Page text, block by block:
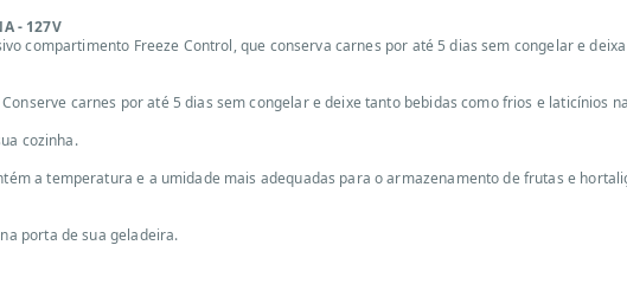
- 127V
compartimento Freeze Control, que conserva carnes por até 5 dias sem congelar e
carnes por até 5 dias sem congelar e deixe tanto bebidas como frios e laticínios
cozinha.
a temperatura e a umidade mais adequadas para o armazenamento de frutas e
porta de sua geladeira.